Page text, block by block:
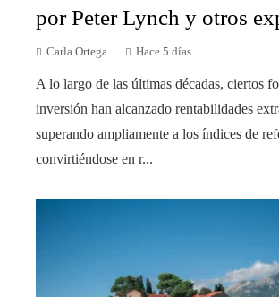
por Peter Lynch y otros
Carla Ortega Hace 5 días
A lo largo de las últimas décadas, ciertos
inversión han alcanzado rentabilidades
superando ampliamente a los índices de
convirtiéndose en r...